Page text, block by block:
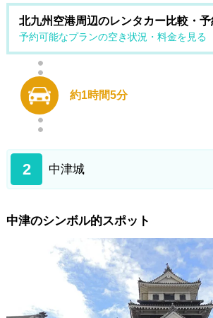
宗像大社（辺津宮）・神宝館
道の駅むなかた
門司港レトロ地区散策
北九州空港
北九州空港周辺のレンタカー比較・予
予約可能なプランの空き状況・料金を見る
約1時間5分
2 中津城
中津のシンボル的スポット